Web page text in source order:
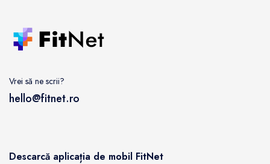
Vrei să ne scrii?
hello@fitnet.ro
Descarcă aplicația de mobil FitNet